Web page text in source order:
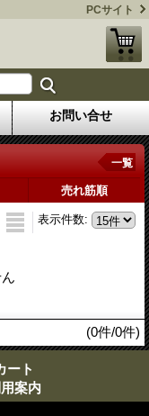
PCサイト
お問い合せ
一覧
売れ筋順
表示件数:
(0件/0件)
ート
案内